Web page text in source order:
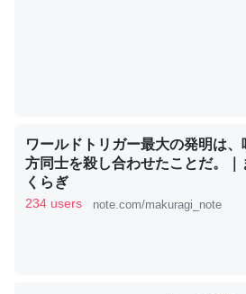
ウチもEchoを実家に置いて４年。で
位置情報を共有してる。電池残量や
これ見て生きてるなって分かる。
─たまにLINEするくらいだった遠方の父67
コミュニケーションが劇的に変化した｜
ワールドトリガー最大の発明は、
方同士を殺し合わせたことだ。｜
くらぎ
234 users note.com/makuragi_note